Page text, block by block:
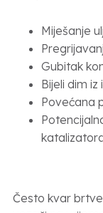
Miješanje
Gubitak
Bijeli dim
Povećana
Često kvar